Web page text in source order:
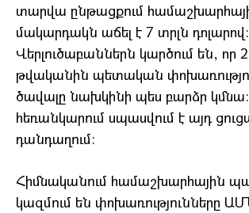
տարվա ընթացքում
մակարդակն աճել է 7 տրլն դոլարով։
Վերլուծաբաններն կարծում են, որ
թվականին պետական
ծավալը նախկինի պես բարձր
հեռանկարում սպասվում է այդ
դանդաղում։
Հիմնականում համաշխարհային
կազմում են փոխառությունները